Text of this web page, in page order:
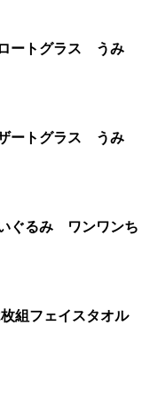
コぐんだん フロートグラス うみ
コぐんだん デザートグラス うみ
ぐるみ ワンワンち
組フェイスタオル